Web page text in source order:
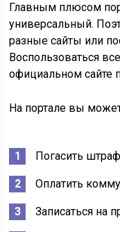
Главным плюсом
универсальный.
разные сайты или
Воспользоваться
официальном сайте
На портале вы
Погасить
Оплатить
Записаться на